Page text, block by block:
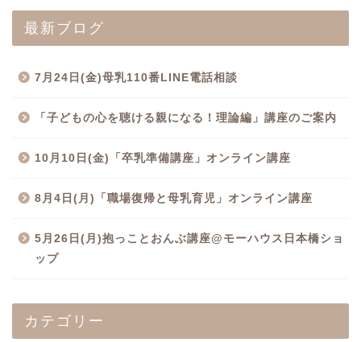
最新ブログ
7月24日(金)母乳110番LINE電話相談
「子どもの心を聴ける親になる！理論編」講座のご案内
10月10日(金)「卒乳準備講座」オンライン講座
8月4日(月)「職場復帰と母乳育児」オンライン講座
5月26日(月)抱っことおんぶ講座@モーハウス日本橋ショ
ップ
カテゴリー